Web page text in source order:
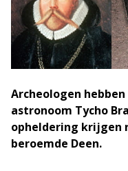
Archeologen
astronoom Tycho
opheldering krijgen
beroemde Deen.